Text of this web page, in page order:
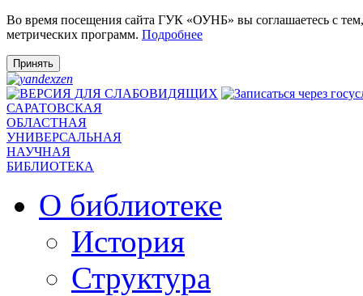
Во время посещения сайта ГУК «ОУНБ» вы соглашаетесь с
метрических программ. Подробнее
Принять
САРАТОВСКАЯ
ОБЛАСТНАЯ
УНИВЕРСАЛЬНАЯ
НАУЧНАЯ
БИБЛИОТЕКА
О библиотеке
История
Структура